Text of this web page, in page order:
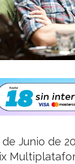
de Junio de